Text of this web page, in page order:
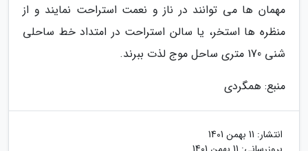
مهمان ها می توانند در ناز و نعمت استراحت نمایند و از
منظره ها استخر، یا سالن استراحت در امتداد خط ساحلی
شنی 170 متری ساحل موج لذت ببرند.
منبع: همگردی
انتشار: 11 بهمن 1401